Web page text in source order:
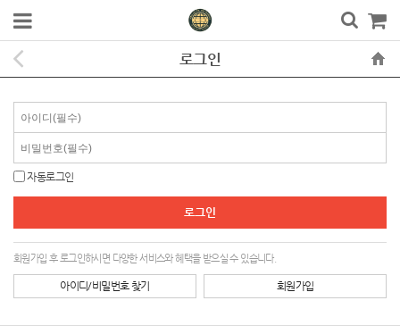
로그인
자동로그인
회원가입 후 로그인하시면 다양한 서비스와 혜택을 받으실 수 있습니다.
아이디/비밀번호 찾기 회원가입